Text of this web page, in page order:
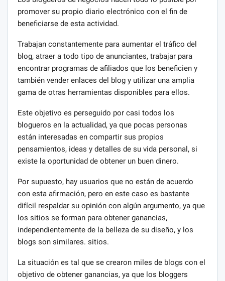
promover su propio diario electrónico con el fin de
beneficiarse de esta actividad.
Trabajan constantemente para aumentar el tráfico del
blog, atraer a todo tipo de anunciantes, trabajar para
encontrar programas de afiliados que los beneficien y
también vender enlaces del blog y utilizar una amplia
gama de otras herramientas disponibles para ellos.
Este objetivo es perseguido por casi todos los
blogueros en la actualidad, ya que pocas personas
están interesadas en compartir sus propios
pensamientos, ideas y detalles de su vida personal, si
existe la oportunidad de obtener un buen dinero.
Por supuesto, hay usuarios que no están de acuerdo
con esta afirmación, pero en este caso es bastante
difícil respaldar su opinión con algún argumento, ya que
los sitios se forman para obtener ganancias,
independientemente de la belleza de su diseño, y los
blogs son similares. sitios.
La situación es tal que se crearon miles de blogs con el
objetivo de obtener ganancias, ya que los bloggers